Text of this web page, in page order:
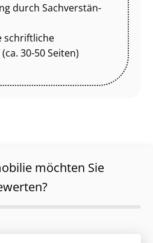
durch Sach­ver­stän­
schriftliche
30-50 Seiten)
möchten Sie